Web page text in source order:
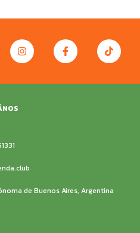
de Buenos Aires, Argentina